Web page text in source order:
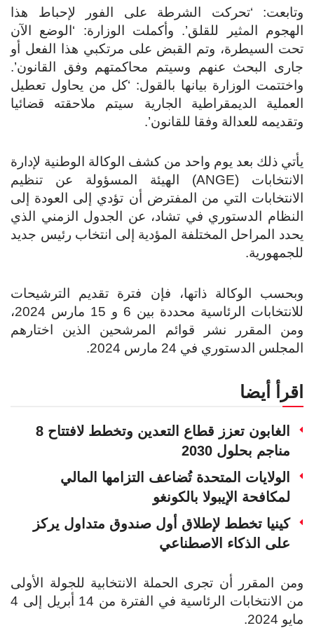
وتابعت: ‘تحركت الشرطة على الفور لإحباط هذا
الهجوم المثير للقلق’. وأكملت الوزارة: ‘الوضع الآن
تحت السيطرة، وتم القبض على مرتكبي هذا الفعل أو
جارى البحث عنهم وسيتم محاكمتهم وفق القانون’.
واختتمت الوزارة بيانها بالقول: ‘كل من يحاول تعطيل
العملية الديمقراطية الجارية سيتم ملاحقته قضائيا
وتقديمه للعدالة وفقا للقانون’.
يأتي ذلك بعد يوم واحد من كشف الوكالة الوطنية لإدارة
الانتخابات (ANGE) الهيئة المسؤولة عن تنظيم
الانتخابات التي من المفترض أن تؤدي إلى العودة إلى
النظام الدستوري في تشاد، عن الجدول الزمني الذي
يحدد المراحل المختلفة المؤدية إلى انتخاب رئيس جديد
للجمهورية.
وبحسب الوكالة ذاتها، فإن فترة تقديم الترشيحات
للانتخابات الرئاسية محددة بين 6 و 15 مارس 2024،
ومن المقرر نشر قوائم المرشحين الذين اختارهم
المجلس الدستوري في 24 مارس 2024.
اقرأ أيضا
الغابون تعزز قطاع التعدين وتخطط لافتتاح 8
مناجم بحلول 2030
الولايات المتحدة تُضاعف التزامها المالي
لمكافحة الإيبولا بالكونغو
كينيا تخطط لإطلاق أول صندوق متداول يركز
على الذكاء الاصطناعي
ومن المقرر أن تجرى الحملة الانتخابية للجولة الأولى
من الانتخابات الرئاسية في الفترة من 14 أبريل إلى 4
مايو 2024.